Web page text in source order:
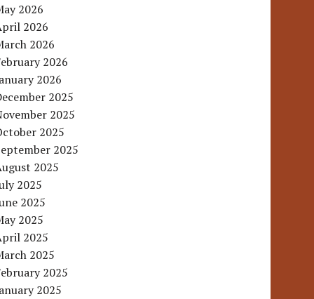
2026
2026
2026
2026
2026
2025
2025
2025
2025
2025
2025
2025
2025
2025
2025
2025
2025